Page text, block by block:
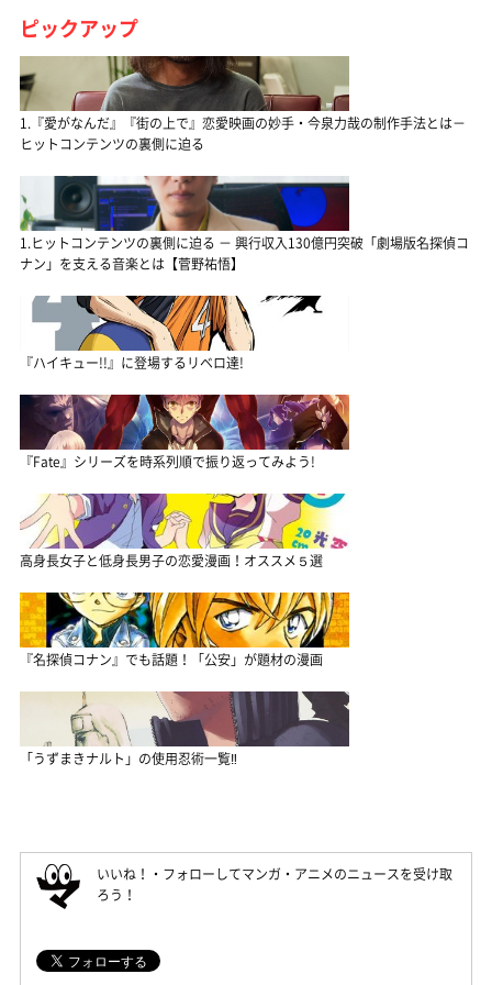
ピックアップ
1.『愛がなんだ』『街の上で』恋愛映画の妙手・今泉力哉の制作手法とは－
ヒットコンテンツの裏側に迫る
1.ヒットコンテンツの裏側に迫る － 興行収入130億円突破「劇場版名探偵コ
ナン」を支える音楽とは【菅野祐悟】
『ハイキュー!!』に登場するリベロ達!
『Fate』シリーズを時系列順で振り返ってみよう!
高身長女子と低身長男子の恋愛漫画！オススメ５選
『名探偵コナン』でも話題！「公安」が題材の漫画
「うずまきナルト」の使用忍術一覧‼
いいね！・フォローしてマンガ・アニメのニュースを受け取
ろう！